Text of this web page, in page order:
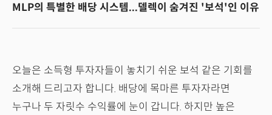
MLP의 특별한 배당 시스템...델렉이 숨겨진 '보석'인 이유
오늘은 소득형 투자자들이 놓치기 쉬운 보석 같은 기회를
소개해 드리고자 합니다. 배당에 목마른 투자자라면
누구나 두 자릿수 수익률에 눈이 갑니다. 하지만 높은